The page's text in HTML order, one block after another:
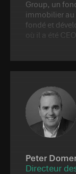
Group, un
immobilier au
fondé et
où il a été
Peter
Directeur